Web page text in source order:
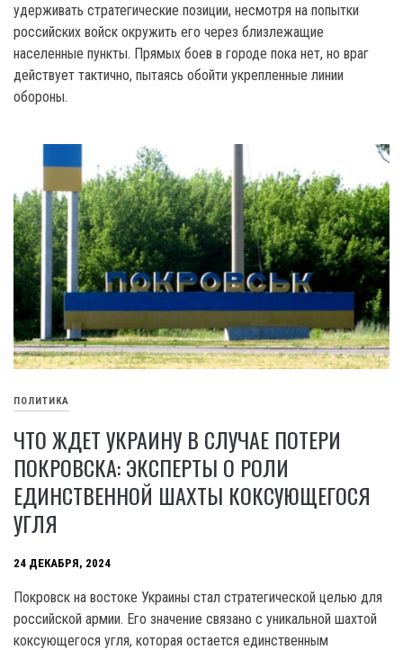
удерживать стратегические позиции, несмотря на попытки
российских войск окружить его через близлежащие
населенные пункты. Прямых боев в городе пока нет, но враг
действует тактично, пытаясь обойти укрепленные линии
обороны.
ПОЛИТИКА
ЧТО ЖДЕТ УКРАИНУ В СЛУЧАЕ ПОТЕРИ
ПОКРОВСКА: ЭКСПЕРТЫ О РОЛИ
ЕДИНСТВЕННОЙ ШАХТЫ КОКСУЮЩЕГОСЯ
УГЛЯ
24 ДЕКАБРЯ, 2024
Покровск на востоке Украины стал стратегической целью для
российской армии. Его значение связано с уникальной шахтой
коксующегося угля, которая остается единственным